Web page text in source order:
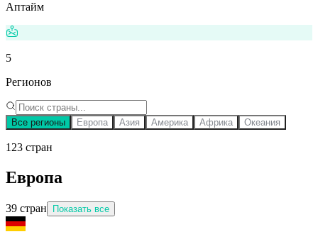
Аптайм
5
Регионов
Все регионы Европа Азия Америка Африка Океания
123 стран
Европа
39 стран Показать все